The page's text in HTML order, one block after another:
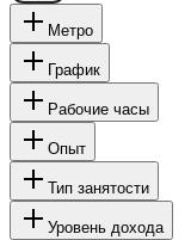
Метро
График
Рабочие часы
Опыт
Тип занятости
Уровень дохода